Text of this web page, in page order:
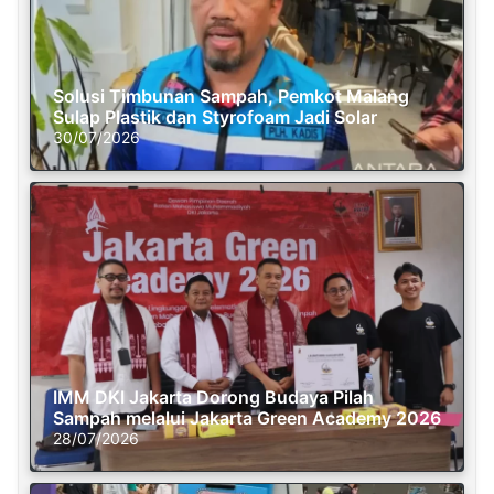
Solusi Timbunan Sampah, Pemkot Malang
Sulap Plastik dan Styrofoam Jadi Solar
30/07/2026
IMM DKI Jakarta Dorong Budaya Pilah
Sampah melalui Jakarta Green Academy 2026
28/07/2026